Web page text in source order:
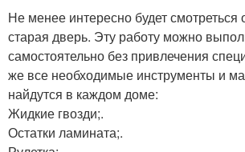
Не менее интересно будет смотреться
старая дверь. Эту работу можно
самостоятельно без привлечения
же все необходимые инструменты и
найдутся в каждом доме:
Жидкие гвозди;.
Остатки ламината;.